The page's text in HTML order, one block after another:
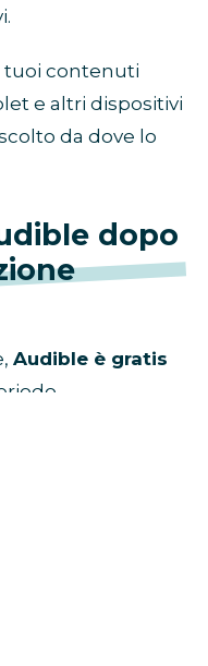
tuoi contenuti
e altri dispositivi
da dove lo
dopo
Audible è gratis